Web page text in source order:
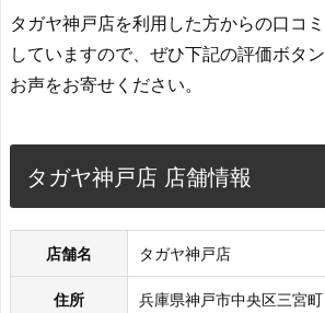
タガヤ神戸店を利用した方からの口コ
していますので、ぜひ下記の評価ボタ
お声をお寄せください。
タガヤ神戸店 店舗情報
店舗名 タガヤ神戸店
住所 兵庫県神戸市中央区三宮